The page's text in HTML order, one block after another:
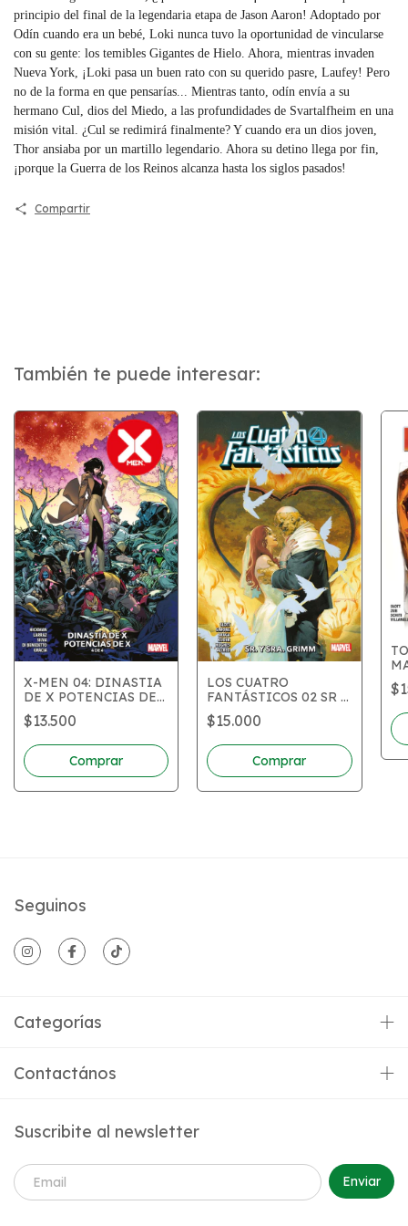
principio del final de la legendaria etapa de Jason Aaron! Adoptado por
Odín cuando era un bebé, Loki nunca tuvo la oportunidad de vincularse
con su gente: los temibles Gigantes de Hielo. Ahora, mientras invaden
Nueva York, ¡Loki pasa un buen rato con su querido pasre, Laufey! Pero
no de la forma en que pensarías... Mientras tanto, odín envía a su
hermano Cul, dios del Miedo, a las profundidades de Svartalfheim en una
misión vital. ¿Cul se redimirá finalmente? Y cuando era un dios joven,
Thor ansiaba por un martillo legendario. Ahora su detino llega por fin,
¡porque la Guerra de los Reinos alcanza hasta los siglos pasados!
Compartir
También te puede interesar:
X-MEN 04: DINASTIA
DE X POTENCIAS DE
X (4 DE 4)
$13.500
LOS CUATRO
FANTÁSTICOS 02 SR Y
SRA GRIMM
$15.000
Seguinos
Categorías
Contactános
Suscribite al newsletter